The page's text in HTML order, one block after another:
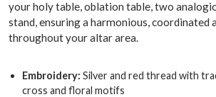
your holy table, oblation table, two
stand, ensuring a harmonious, coordinated
throughout your altar area.
Embroidery: Silver and red thread with
cross and floral motifs